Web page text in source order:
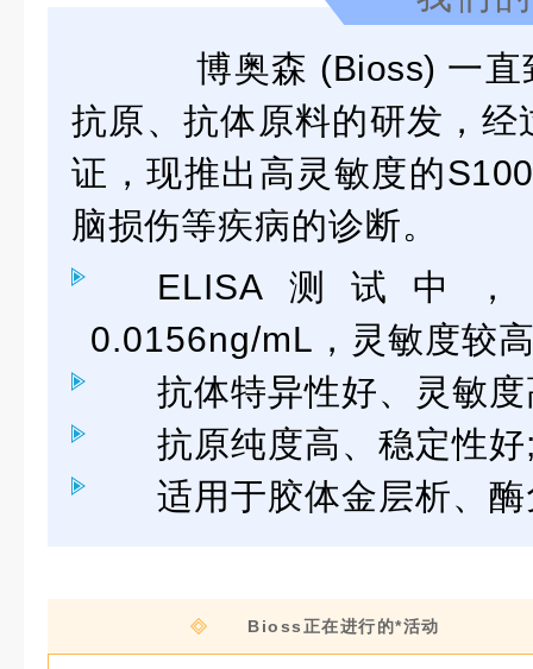
‍博奥森 (Bioss) 一直
抗原、抗体原料的研发， 经
证，现推出高灵敏度的
脑损伤等疾病的诊断。
ELISA 测试中
0.0156ng/mL ，灵敏度较
抗体特异性好、灵敏
抗原纯度高、稳定性
适用于胶体金层析、
Bioss正在进行的*活动